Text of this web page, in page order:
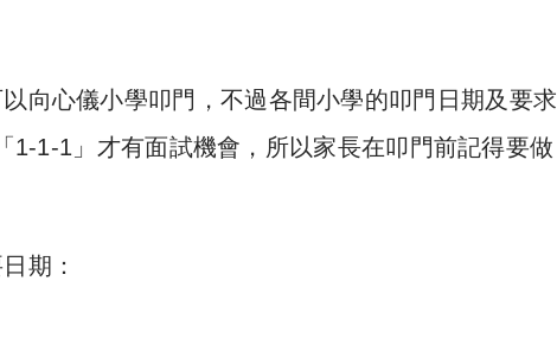
向心儀小學叩門，不過各間小學的叩門日期及要求
1-1」才有面試機會，所以家長在叩門前記得要做
期：